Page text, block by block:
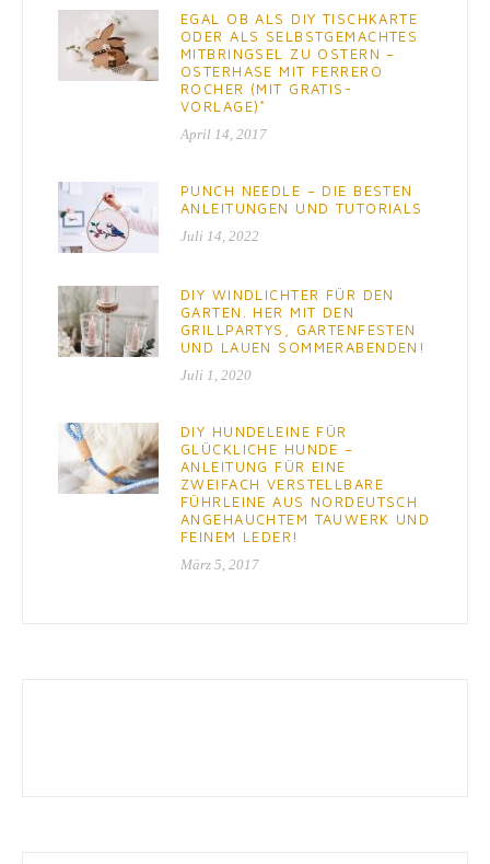
EGAL OB ALS DIY TISCHKARTE
ODER ALS SELBSTGEMACHTES
MITBRINGSEL ZU OSTERN –
OSTERHASE MIT FERRERO
ROCHER (MIT GRATIS-
VORLAGE)*
April 14, 2017
PUNCH NEEDLE – DIE BESTEN
ANLEITUNGEN UND TUTORIALS
Juli 14, 2022
DIY WINDLICHTER FÜR DEN
GARTEN. HER MIT DEN
GRILLPARTYS, GARTENFESTEN
UND LAUEN SOMMERABENDEN!
Juli 1, 2020
DIY HUNDELEINE FÜR
GLÜCKLICHE HUNDE –
ANLEITUNG FÜR EINE
ZWEIFACH VERSTELLBARE
FÜHRLEINE AUS NORDEUTSCH
ANGEHAUCHTEM TAUWERK UND
FEINEM LEDER!
März 5, 2017